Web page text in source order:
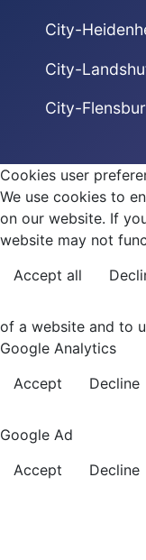
City-
City-
City-
Cookies user
We use cookies to
on our website. If
website may not
Accept all
of a website and to
Google Analytics
Accept
Decline
Google Ad
Accept
Decline